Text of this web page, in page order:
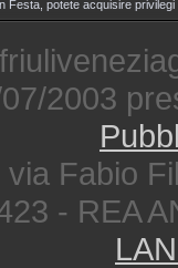
Festa, potete acquisire
2003
Fabio
- REA